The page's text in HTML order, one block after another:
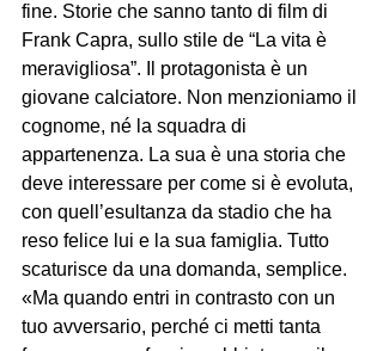
fine. Storie che sanno tanto di film di
Frank Capra, sullo stile de “La vita è
meravigliosa”. Il protagonista è un
giovane calciatore. Non menzioniamo il
cognome, né la squadra di
appartenenza. La sua è una storia che
deve interessare per come si è evoluta,
con quell’esultanza da stadio che ha
reso felice lui e la sua famiglia. Tutto
scaturisce da una domanda, semplice.
«Ma quando entri in contrasto con un
tuo avversario, perché ci metti tanta